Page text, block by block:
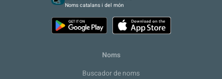
Noms catalans i del món
Noms
Buscador de noms